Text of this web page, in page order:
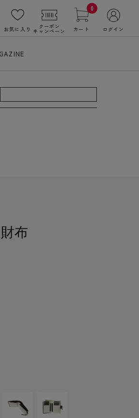
お気に入り クーポン
キャンペーン
0
カート ログイン
布